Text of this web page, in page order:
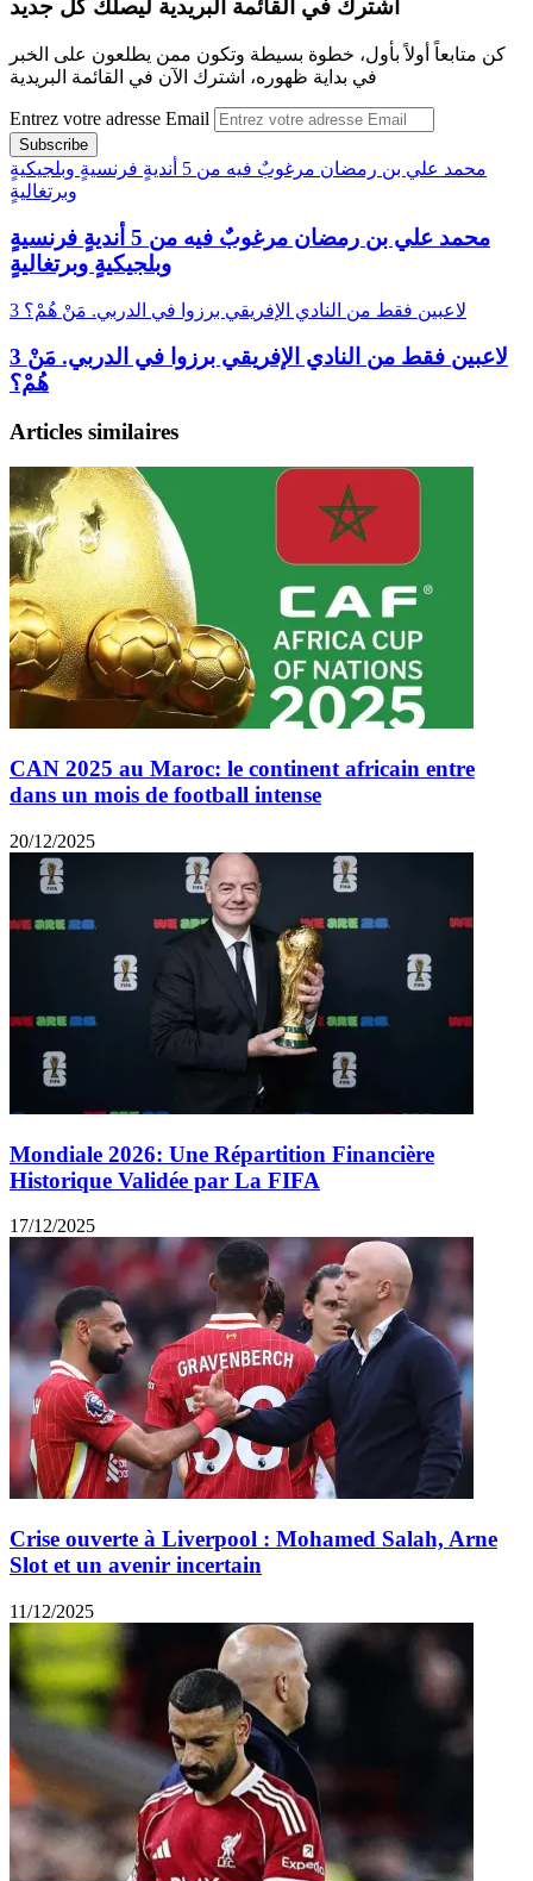
اشترك في القائمة البريدية ليصلك كل جديد
كن متابعاً أولاً بأول، خطوة بسيطة وتكون ممن يطلعون على الخبر
في بداية ظهوره، اشترك الآن في القائمة البريدية
Entrez votre adresse Email
محمد علي بن رمضان مرغوبٌ فيه من 5 أنديةٍ فرنسيةٍ وبلجيكيةٍ
وبرتغاليةٍ
محمد علي بن رمضان مرغوبٌ فيه من 5 أنديةٍ فرنسيةٍ
وبلجيكيةٍ وبرتغاليةٍ
3 لاعبين فقط من النادي الإفريقي برزوا في الدربي. مَنْ هُمْ؟
3 لاعبين فقط من النادي الإفريقي برزوا في الدربي. مَنْ
هُمْ؟
Articles similaires
CAN 2025 au Maroc: le continent africain entre
dans un mois de football intense
20/12/2025
Mondiale 2026: Une Répartition Financière
Historique Validée par La FIFA
17/12/2025
Crise ouverte à Liverpool : Mohamed Salah, Arne
Slot et un avenir incertain
11/12/2025